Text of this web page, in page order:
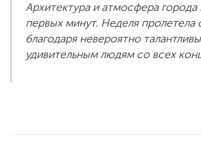
Архитектура и атмосфера
первых минут. Неделя пролетела
благодаря невероятно
удивительным людям со всех